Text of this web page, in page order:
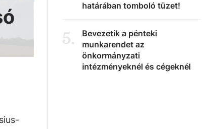
határában tomboló tüzet!
5.
Bevezetik a pénteki
munkarendet az
önkormányzati
intézményeknél és cégeknél